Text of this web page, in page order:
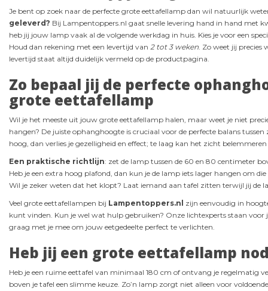
Je bent op zoek naar de perfecte grote eettafellamp dan wil natuurlijk
geleverd? Bij Lampentoppers.nl gaat snelle levering hand in hand met
heb jij jouw lamp vaak al de volgende werkdag in huis. Kies je voor een
Houd dan rekening met een levertijd van 2 tot 3 weken. Zo weet jij precies
levertijd staat altijd duidelijk vermeld op de productpagina.
Zo bepaal jij de perfecte
grote eettafellamp
Wil je het meeste uit jouw grote eettafellamp halen, maar weet je niet
hangen? De juiste ophanghoogte is cruciaal voor de perfecte balans
hoog, dan verlies je gezelligheid en effect; te laag kan het zicht
Een praktische richtlijn: zet de lamp tussen de 60 en 80 centimeter
Heb je een extra hoog plafond, dan kun je de lamp iets lager hangen om
Wil je zeker weten dat het klopt? Laat iemand aan tafel zitten terwijl jij de
Veel grote eettafellampen bij Lampentoppers.nl zijn eenvoudig in
kunt vinden. Kun je wel wat hulp gebruiken? Onze lichtexperts staan voor
graag met je mee om jouw eetgedeelte perfect te verlichten.
Heb jij een grote eettafellamp
Heb je een ruime eettafel van minimaal 180 cm of ontvang je regelmatig
boven je tafel een slimme keuze. Zo’n lamp zorgt niet alleen voor